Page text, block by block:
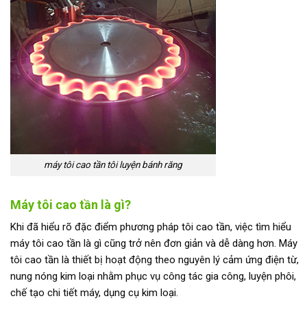
máy tôi cao tần tôi luyện bánh răng
Máy tôi cao tần là gì?
Khi đã hiểu rõ đặc điểm phương pháp tôi cao tần, việc tìm hiểu
máy tôi cao tần là gì cũng trở nên đơn giản và dễ dàng hơn. Máy
tôi cao tần là thiết bị hoạt động theo nguyên lý cảm ứng điện từ,
nung nóng kim loại nhằm phục vụ công tác gia công, luyện phôi,
chế tạo chi tiết máy, dụng cụ kim loại.